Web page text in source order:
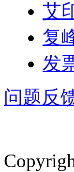
艾
复
发
问题反